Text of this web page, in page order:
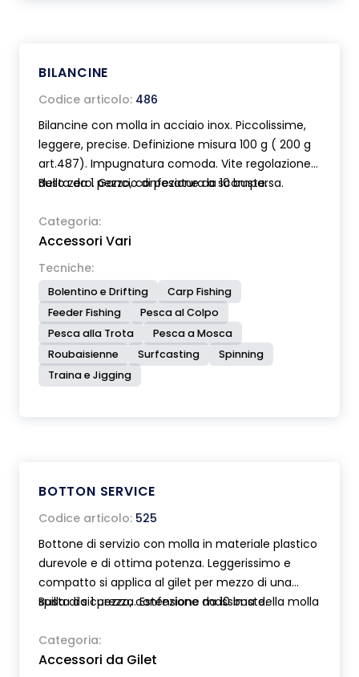
BILANCINE
Codice articolo: 486
Bilancine con molla in acciaio inox. Piccolissime,
leggere, precise. Definizione misura 100 g ( 200 g
art.487). Impugnatura comoda. Vite regolazione
dello zero. Gancio di pesatura a scomparsa.
Busta da 1 pezzo, confezione da 10 buste.
Categoria:
Accessori Vari
Tecniche:
Bolentino e Drifting
Carp Fishing
Feeder Fishing
Pesca al Colpo
Pesca alla Trota
Pesca a Mosca
Roubaisienne
Surfcasting
Spinning
Traina e Jigging
BOTTON SERVICE
Codice articolo: 525
Bottone di servizio con molla in materiale plastico
durevole e di ottima potenza. Leggerissimo e
compatto si applica al gilet per mezzo di una
spilla di sicurezza. Estensione massima della molla
Busta da 1 pezzo, confezione da 10 buste.
Categoria:
Accessori da Gilet